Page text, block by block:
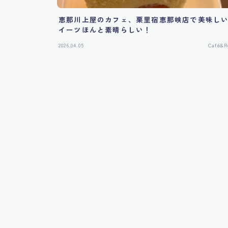
恵那川上屋のカフェ、栗里宿恵那峡店で美味し
イーツほんと素晴らしい！
2026.04.05